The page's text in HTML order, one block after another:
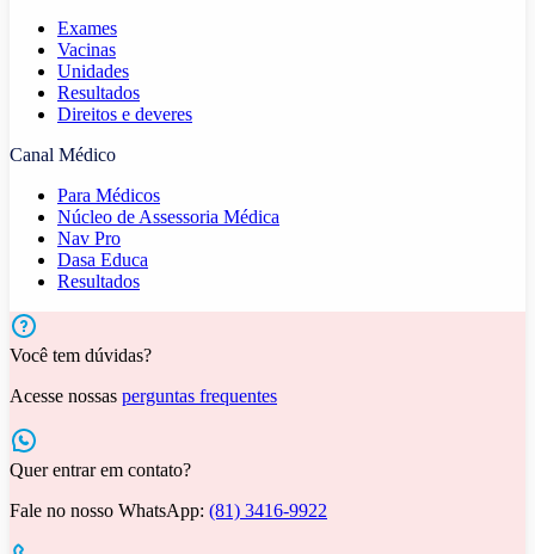
Exames
Vacinas
Unidades
Resultados
Direitos e deveres
Canal Médico
Para Médicos
Núcleo de Assessoria Médica
Nav Pro
Dasa Educa
Resultados
Você tem dúvidas?
Acesse nossas perguntas frequentes
Quer entrar em contato?
Fale no nosso WhatsApp: (81) 3416-9922